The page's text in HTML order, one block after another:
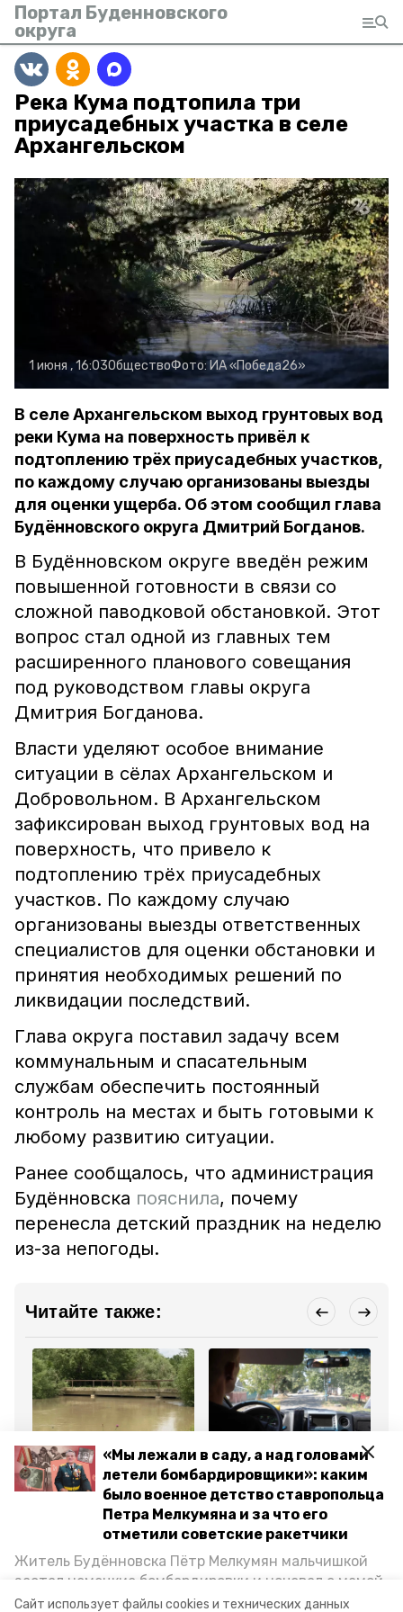
Сайт использует файлы cookies и технических данных
«Мы лежали в саду, а над головами
летели бомбардировщики»: каким
было военное детство ставропольца
Петра Мелкумяна и за что его
отметили советские ракетчики
Житель Будённовска Пётр Мелкумян мальчишкой
застал немецкие бомбардировки и ночевал с мамой
под открытым небом, когда гитлеровцы заняли их
Портал Буденновского
округа
Река Кума подтопила три
приусадебных участка в селе
Архангельском
1 июня , 16:03ОбществоФото: ИА «Победа26»
В селе Архангельском выход грунтовых вод
реки Кума на поверхность привёл к
подтоплению трёх приусадебных участков,
по каждому случаю организованы выезды
для оценки ущерба. Об этом сообщил глава
Будённовского округа Дмитрий Богданов.
В Будённовском округе введён режим
повышенной готовности в связи со
сложной паводковой обстановкой. Этот
вопрос стал одной из главных тем
расширенного планового совещания
под руководством главы округа
Дмитрия Богданова.
Власти уделяют особое внимание
ситуации в сёлах Архангельском и
Добровольном. В Архангельском
зафиксирован выход грунтовых вод на
поверхность, что привело к
подтоплению трёх приусадебных
участков. По каждому случаю
организованы выезды ответственных
специалистов для оценки обстановки и
принятия необходимых решений по
ликвидации последствий.
Глава округа поставил задачу всем
коммунальным и спасательным
службам обеспечить постоянный
контроль на местах и быть готовыми к
любому развитию ситуации.
Ранее сообщалось, что администрация
Будённовска пояснила, почему
перенесла детский праздник на неделю
из-за непогоды.
Читайте также:
Общество
29 мая , 17:37
В Будённовском округе
ввели режим
повышенной готовности
из-за половодья на Куме
28 мая , 17:59
В Будённовском округе
расширят
муниципальный
автопарк
Все новости